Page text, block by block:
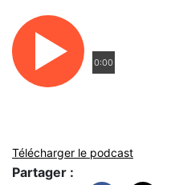
0:00
Télécharger le podcast
Partager :